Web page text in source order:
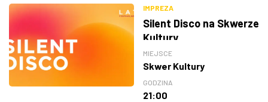
IMPREZA
Silent Disco na Skwerze
Kultury
MIEJSCE
Skwer Kultury
GODZINA
21:00